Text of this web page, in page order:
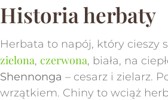
Historia herbaty
Herbata to napój, który cieszy
zielona, czerwona, biała, na
Shennonga – cesarz i zielarz.
wrzątkiem. Chiny to wciąż